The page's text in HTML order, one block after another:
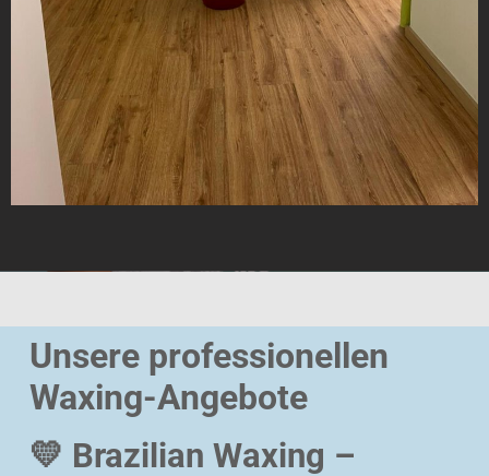
Unsere professionellen
Waxing-Angebote
💛 Brazilian Waxing –